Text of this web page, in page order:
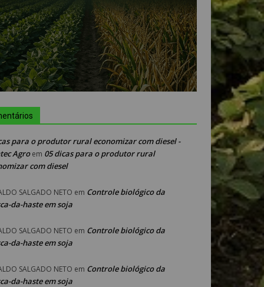
para o produtor rural economizar com diesel -
Agroem 05 dicas para o produtor rural
com diesel
SALGADO NETO em Controle biológico da
da-haste em soja
SALGADO NETO em Controle biológico da
da-haste em soja
SALGADO NETO em Controle biológico da
da-haste em soja